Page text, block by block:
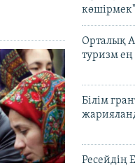
көшірмек"
Орталық
туризм
Білім
Ресейдің